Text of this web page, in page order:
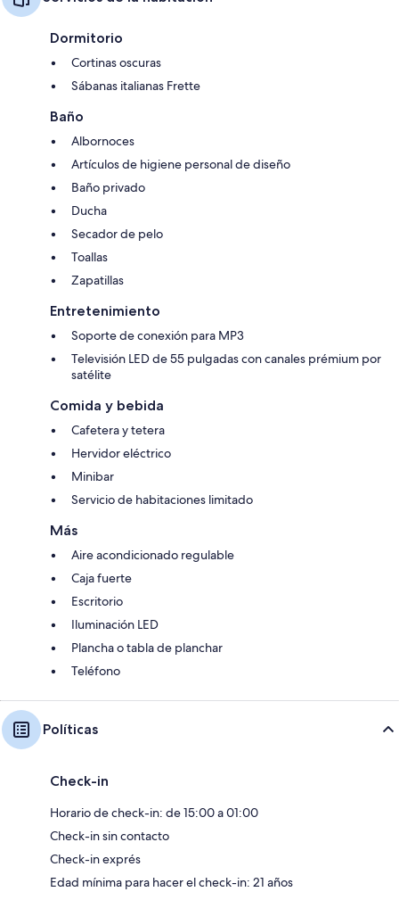
Dormitorio
Cortinas oscuras
Sábanas italianas Frette
Baño
Albornoces
Artículos de higiene personal de diseño
Baño privado
Ducha
Secador de pelo
Toallas
Zapatillas
Entretenimiento
Soporte de conexión para MP3
Televisión LED de 55 pulgadas con canales prémium por
satélite
Comida y bebida
Cafetera y tetera
Hervidor eléctrico
Minibar
Servicio de habitaciones limitado
Más
Aire acondicionado regulable
Caja fuerte
Escritorio
Iluminación LED
Plancha o tabla de planchar
Teléfono
Políticas
Check-in
Horario de check-in: de 15:00 a 01:00
Check-in sin contacto
Check-in exprés
Edad mínima para hacer el check-in: 21 años